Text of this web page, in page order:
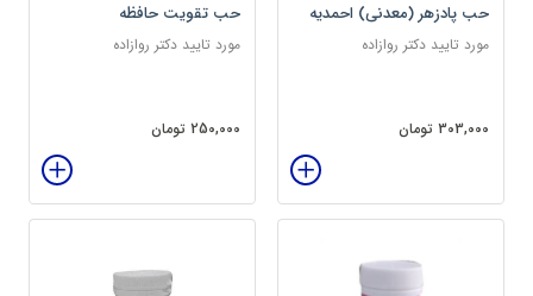
حب پادزهر (معدنی) احمدیه
مورد تایید دکتر روازاده
303,000 تومان
حب تقویت حافظه
مورد تایید دکتر روازاده
250,000 تومان